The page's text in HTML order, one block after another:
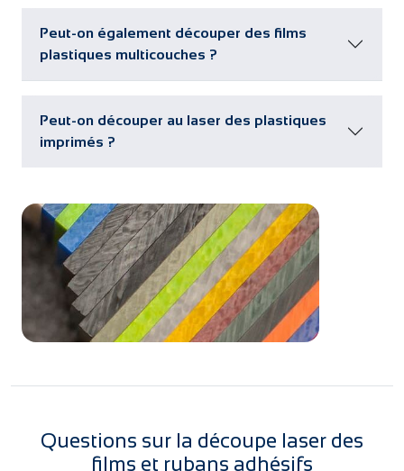
Peut-on également découper des films
plastiques multicouches ?
Peut-on découper au laser des plastiques
imprimés ?
Questions sur la découpe laser des
films et rubans adhésifs